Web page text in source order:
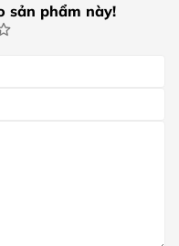
sản phẩm này!